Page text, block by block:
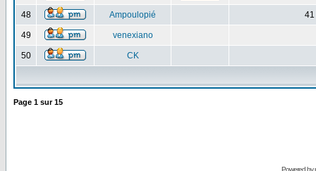
48 Ampoulopié 41
49 venexiano
50 CK
Page 1 sur15
Powered by